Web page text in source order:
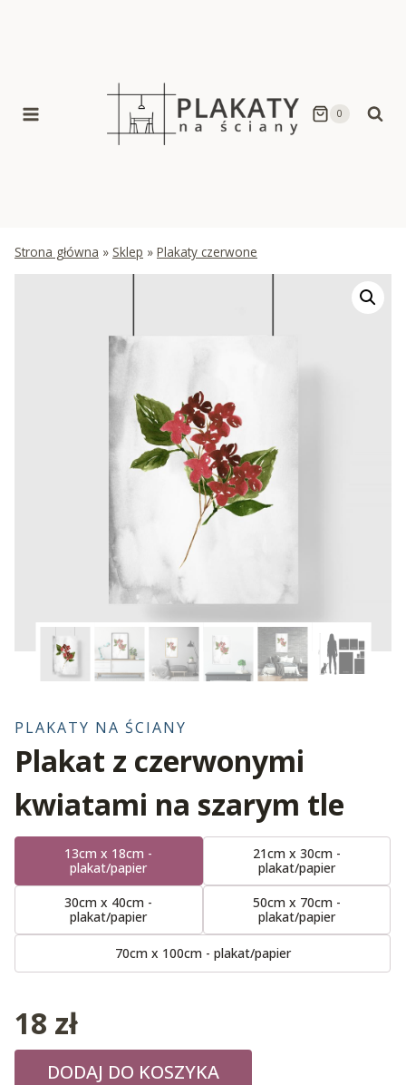
0
Strona główna » Sklep » Plakaty czerwone
PLAKATY NA ŚCIANY
Plakat z czerwonymi
kwiatami na szarym tle
13cm x 18cm -
plakat/papier
21cm x 30cm -
plakat/papier
30cm x 40cm -
plakat/papier
50cm x 70cm -
plakat/papier
70cm x 100cm - plakat/papier
18 zł
DODAJ DO KOSZYKA